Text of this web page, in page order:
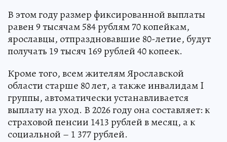
В этом году размер фиксированной выплаты
равен 9 тысячам 584 рублям 70 копейкам,
ярославцы, отпраздновавшие 80-летие, будут
получать 19 тысяч 169 рублей 40 копеек.
Кроме того, всем жителям Ярославской
области старше 80 лет, а также инвалидам I
группы, автоматически устанавливается
выплату на уход. В 2026 году она составляет: к
страховой пенсии 1413 рублей в месяц, а к
социальной – 1 377 рублей.